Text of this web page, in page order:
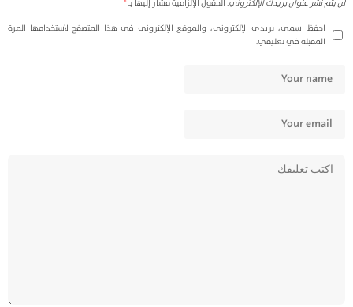
لن يتم نشر عنوان بريدك الإلكتروني.الحقول الإلزامية مشار إليها بـ*
احفظ اسمي، بريدي الإلكتروني، والموقع الإلكتروني في هذا المتصفح لاستخدامها المرة
المقبلة في تعليقي.